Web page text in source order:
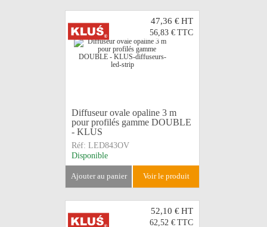
47,36 €HT
56,83 € TTC
Diffuseur ovale opaline 3 m
pour profilés gamme DOUBLE
- KLUS
Réf: LED843OV
Disponible
ajouter au panier voir le produit
52,10 €HT
62,52 € TTC